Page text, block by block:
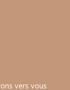
vers vous